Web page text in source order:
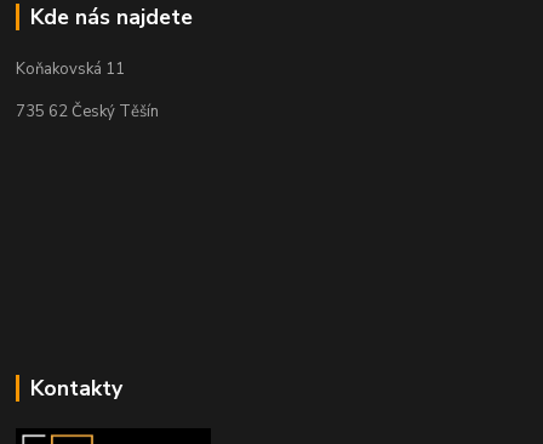
Kde nás najdete
Koňakovská 11
735 62 Český Těšín
Kontakty